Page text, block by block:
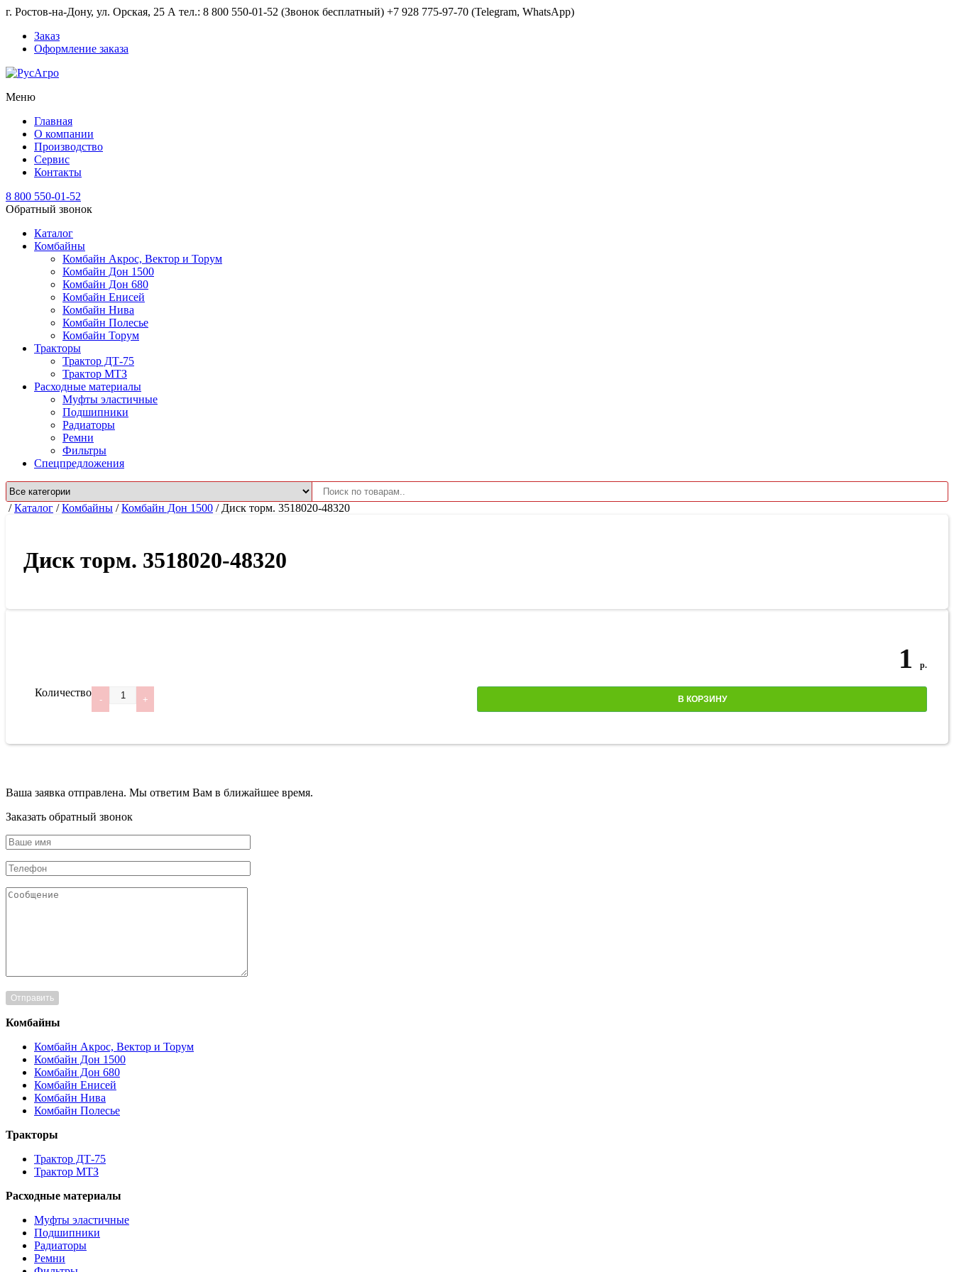
г. Ростов-на-Дону, ул. Орская, 25 А тел.: 8 800 550-01-52 (Звонок бесплатный) +7 928 775-97-70 (Telegram, WhatsApp)
Заказ
Оформление заказа
Меню
Главная
О компании
Производство
Сервис
Контакты
8 800 550-01-52
Обратный звонок
Каталог
Комбайны
Комбайн Акрос, Вектор и Торум
Комбайн Дон 1500
Комбайн Дон 680
Комбайн Енисей
Комбайн Нива
Комбайн Полесье
Комбайн Торум
Тракторы
Трактор ДТ-75
Трактор МТЗ
Расходные материалы
Муфты эластичные
Подшипники
Радиаторы
Ремни
Фильтры
Спецпредложения
/Каталог /Комбайны /Комбайн Дон 1500 / Диск торм. 3518020-48320
Диск торм. 3518020-48320
1 р.
Количество
В КОРЗИНУ
Ваша заявка отправлена. Мы ответим Вам в ближайшее время.
Заказать обратный звонок
Комбайны
Комбайн Акрос, Вектор и Торум
Комбайн Дон 1500
Комбайн Дон 680
Комбайн Енисей
Комбайн Нива
Комбайн Полесье
Тракторы
Трактор ДТ-75
Трактор МТЗ
Расходные материалы
Муфты эластичные
Подшипники
Радиаторы
Ремни